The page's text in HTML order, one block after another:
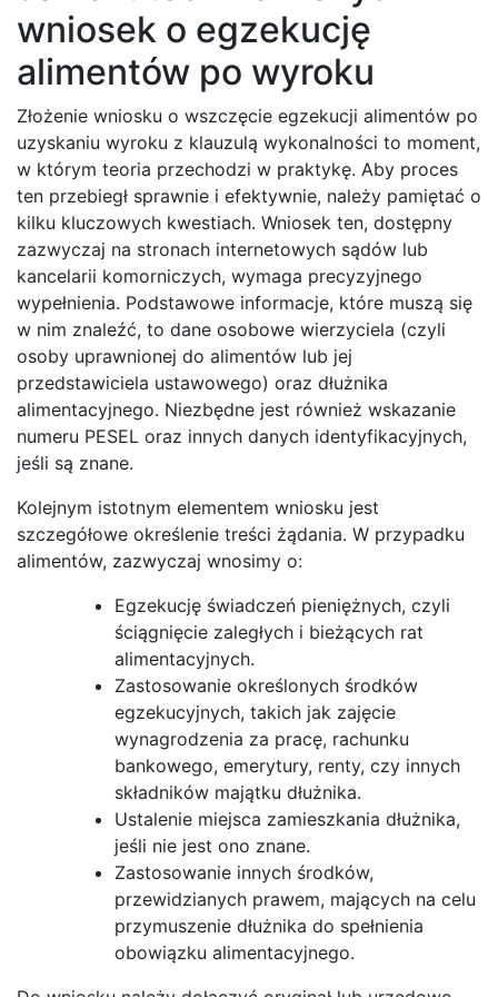
wniosek o egzekucję
alimentów po wyroku
Złożenie wniosku o wszczęcie egzekucji alimentów po
uzyskaniu wyroku z klauzulą wykonalności to moment,
w którym teoria przechodzi w praktykę. Aby proces
ten przebiegł sprawnie i efektywnie, należy pamiętać o
kilku kluczowych kwestiach. Wniosek ten, dostępny
zazwyczaj na stronach internetowych sądów lub
kancelarii komorniczych, wymaga precyzyjnego
wypełnienia. Podstawowe informacje, które muszą się
w nim znaleźć, to dane osobowe wierzyciela (czyli
osoby uprawnionej do alimentów lub jej
przedstawiciela ustawowego) oraz dłużnika
alimentacyjnego. Niezbędne jest również wskazanie
numeru PESEL oraz innych danych identyfikacyjnych,
jeśli są znane.
Kolejnym istotnym elementem wniosku jest
szczegółowe określenie treści żądania. W przypadku
alimentów, zazwyczaj wnosimy o:
Egzekucję świadczeń pieniężnych, czyli
ściągnięcie zaległych i bieżących rat
alimentacyjnych.
Zastosowanie określonych środków
egzekucyjnych, takich jak zajęcie
wynagrodzenia za pracę, rachunku
bankowego, emerytury, renty, czy innych
składników majątku dłużnika.
Ustalenie miejsca zamieszkania dłużnika,
jeśli nie jest ono znane.
Zastosowanie innych środków,
przewidzianych prawem, mających na celu
przymuszenie dłużnika do spełnienia
obowiązku alimentacyjnego.